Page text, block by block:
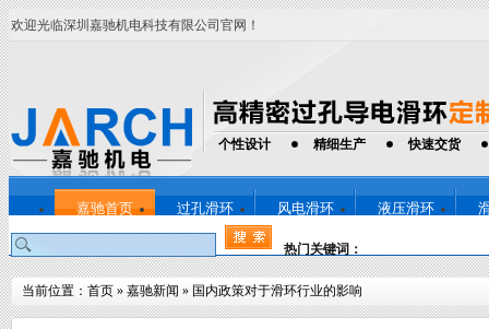
欢迎光临深圳嘉驰机电科技有限公司官网！
个性设计 精细生产 快速交货
嘉驰首页 过孔滑环 风电滑环 液压滑环
热门关键词：
当前位置： 首页 » 嘉驰新闻 » 国内政策对于滑环行业的影响